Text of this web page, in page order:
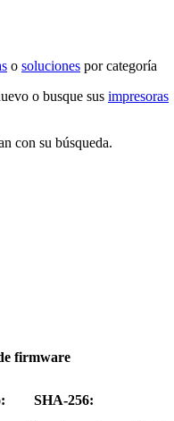
o soluciones por categoría
o busque sus impresoras
con su búsqueda.
firmware
SHA-256: